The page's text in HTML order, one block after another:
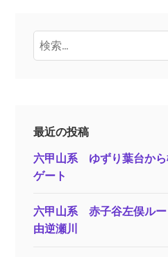
検
索:
最近の投稿
六甲山系 ゆずり葉台か
ゲート
六甲山系 赤子谷左俣ルー
由逆瀬川